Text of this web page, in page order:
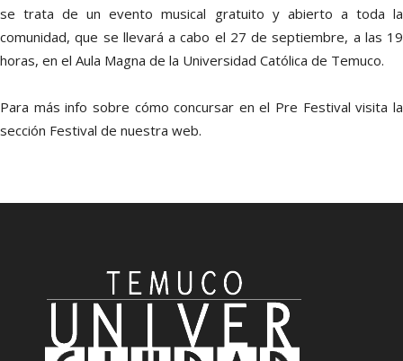
se trata de un evento musical gratuito y abierto a toda la
comunidad, que se llevará a cabo el 27 de septiembre, a las 19
horas, en el Aula Magna de la Universidad Católica de Temuco.
Para más info sobre cómo concursar en el Pre Festival visita la
sección Festival de nuestra web.